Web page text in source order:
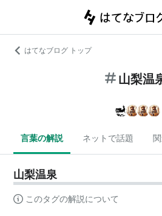
はてなブログ トップ
山梨温
言葉の解説 ネットで話題
山梨温泉
このタグの解説について